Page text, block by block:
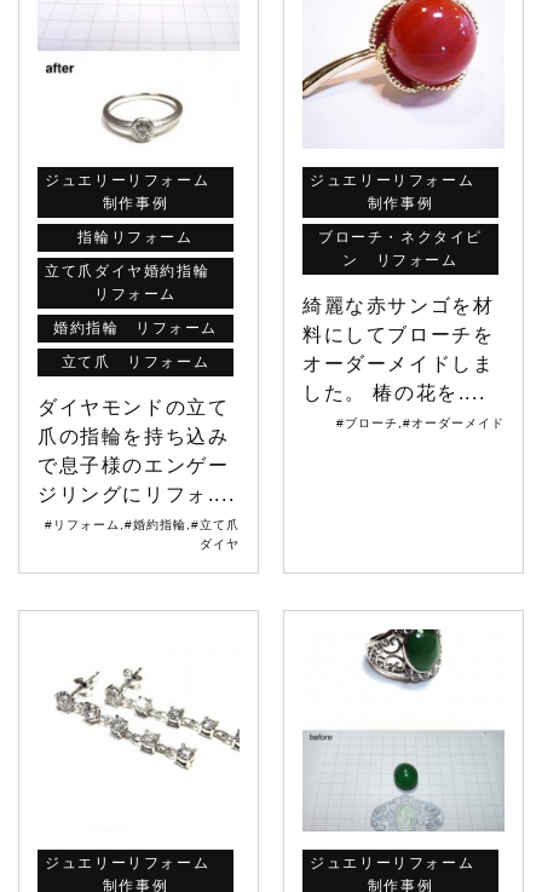
ジュエリーリフォーム
制作事例
指輪リフォーム
立て爪ダイヤ婚約指輪
リフォーム
婚約指輪 リフォーム
立て爪 リフォーム
ダイヤモンドの立て
爪の指輪を持ち込み
で息子様のエンゲー
ジリングにリフォ....
#リフォーム #婚約指輪 #立て爪
ダイヤ
ジュエリーリフォーム
制作事例
ブローチ・ネクタイピ
ン リフォーム
綺麗な赤サンゴを材
料にしてブローチを
オーダーメイドしま
した。 椿の花を....
#ブローチ #オーダーメイド
ジュエリーリフォーム
制作事例
ジュエリーリフォーム
制作事例